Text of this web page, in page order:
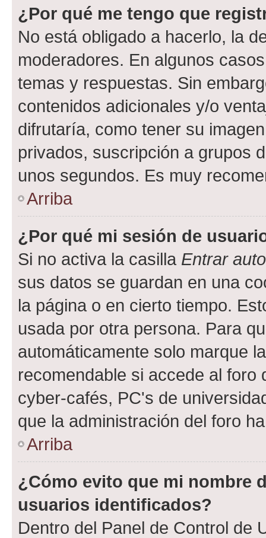
¿Por qué me tengo que
No está obligado a hacerlo, la
moderadores. En algunos
temas y respuestas. Sin
contenidos adicionales y/o
difrutaría, como tener su
privados, suscripción a grupos
unos segundos. Es muy
Arriba
¿Por qué mi sesión de
Si no activa la casilla Entrar
sus datos se guardan en una
la página o en cierto tiempo.
usada por otra persona. Para
automáticamente solo marque
recomendable si accede al foro
cyber-cafés, PC's de
que la administración del foro
Arriba
¿Cómo evito que mi nombre
usuarios identificados?
Dentro del Panel de Control de